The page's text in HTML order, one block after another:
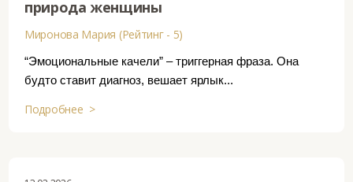
природа женщины
Миронова Мария (Рейтинг - 5)
“Эмоциональные качели” – триггерная фраза. Она
будто ставит диагноз, вешает ярлык...
Подробнее >